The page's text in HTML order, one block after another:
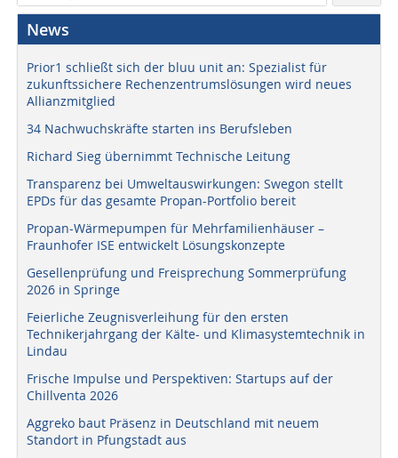
News
Prior1 schließt sich der bluu unit an: Spezialist für
zukunftssichere Rechenzentrumslösungen wird neues
Allianzmitglied
34 Nachwuchskräfte starten ins Berufsleben
Richard Sieg übernimmt Technische Leitung
Transparenz bei Umweltauswirkungen: Swegon stellt
EPDs für das gesamte Propan-Portfolio bereit
Propan-Wärmepumpen für Mehrfamilienhäuser –
Fraunhofer ISE entwickelt Lösungskonzepte
Gesellenprüfung und Freisprechung Sommerprüfung
2026 in Springe
Feierliche Zeugnisverleihung für den ersten
Technikerjahrgang der Kälte- und Klimasystemtechnik in
Lindau
Frische Impulse und Perspektiven: Startups auf der
Chillventa 2026
Aggreko baut Präsenz in Deutschland mit neuem
Standort in Pfungstadt aus